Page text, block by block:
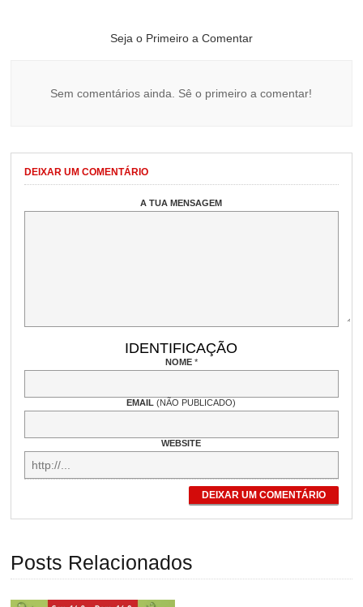
Seja o Primeiro a Comentar
Sem comentários ainda. Sê o primeiro a comentar!
DEIXAR UM COMENTÁRIO
A TUA MENSAGEM
IDENTIFICAÇÃO
NOME *
EMAIL(NÃO PUBLICADO)
WEBSITE
DEIXAR UM COMENTÁRIO
Posts Relacionados